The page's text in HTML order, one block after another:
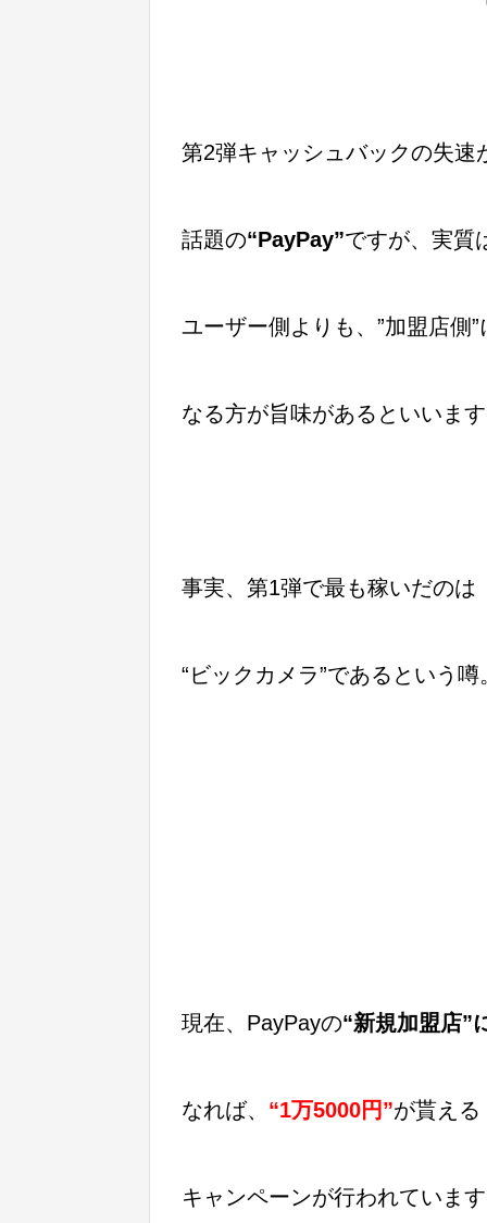
第2弾キャッシュバックの失速
話題の“PayPay”ですが、実質
ユーザー側よりも、”加盟店側”
なる方が旨味があるといいま
事実、第1弾で最も稼いだのは
“ビックカメラ”であるという噂
現在、PayPayの“新規加盟店”
なれば、 “1万5000円”が貰える
キャンペーンが行われていま